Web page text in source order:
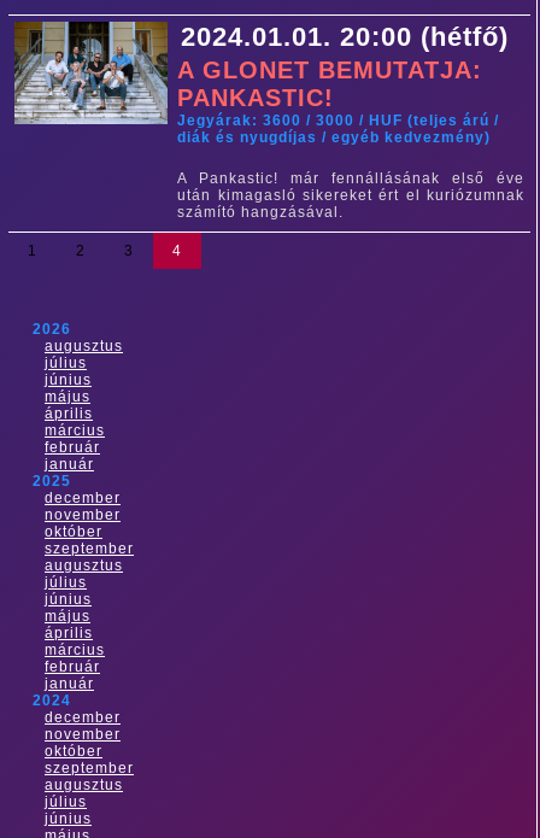
2024.01.01. 20:00 (hétfő)
A GLONET BEMUTATJA:
PANKASTIC!
Jegyárak: 3600 / 3000 / HUF (teljes árú /
diák és nyugdíjas / egyéb kedvezmény)
A Pankastic! már fennállásának első éve
után kimagasló sikereket ért el kuriózumnak
számító hangzásával.
1 2 3 4
2026
augusztus
július
június
május
április
március
február
január
2025
december
november
október
szeptember
augusztus
július
június
május
április
március
február
január
2024
december
november
október
szeptember
augusztus
július
június